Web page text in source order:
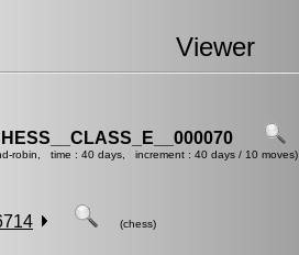
Viewer
robin, time : 40 days, increment : 40 days / 10 moves)
(chess)